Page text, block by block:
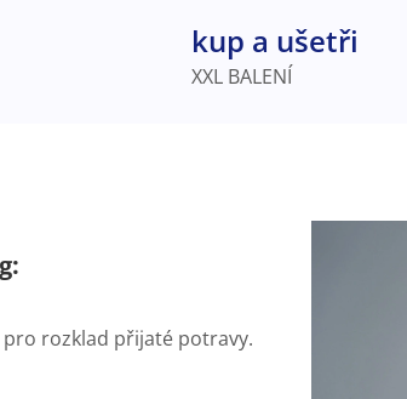
kup a ušetři
XXL BALENÍ
rozklad přijaté potravy.